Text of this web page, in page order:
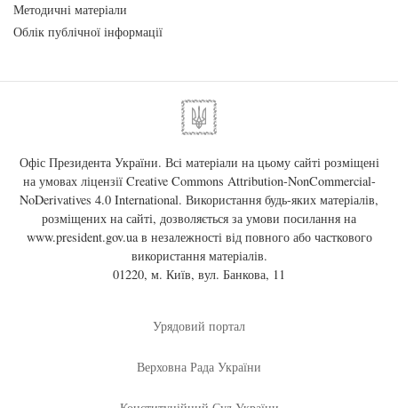
Методичні матеріали
Облік публічної інформації
Офіс Президента України. Всі матеріали на цьому сайті розміщені
на умовах ліцензії Creative Commons Attribution-NonCommercial-
NoDerivatives 4.0 International. Використання будь-яких матеріалів,
розміщених на сайті, дозволяється за умови посилання на
www.president.gov.uaв незалежності від повного або часткового
використання матеріалів.
01220, м. Київ, вул. Банкова, 11
Урядовий портал
Верховна Рада України